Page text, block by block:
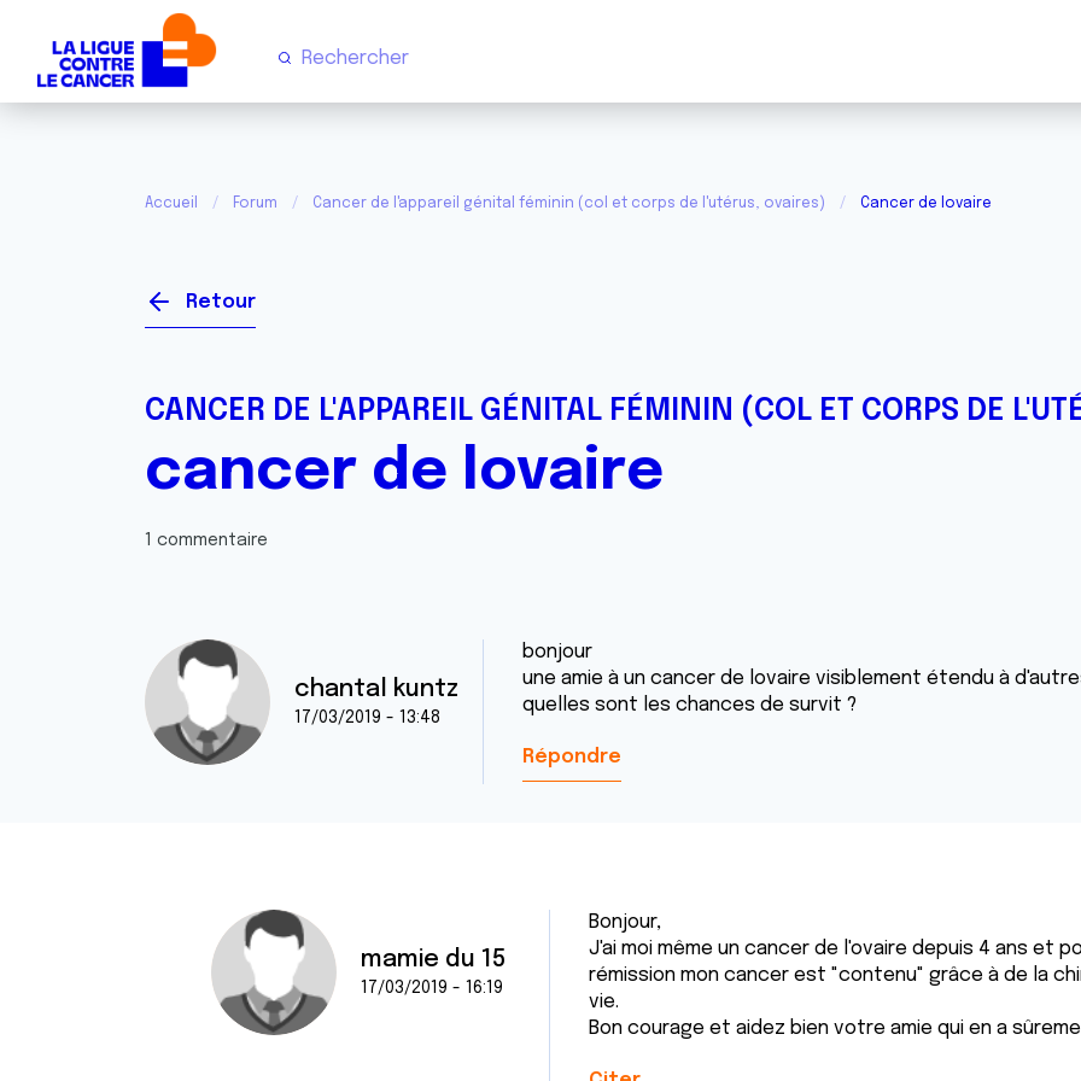
Accueil Forum Cancer de l'appareil génital féminin (col et corps de l'utérus, ovaires) Cancer de lovaire
Retour
CANCER DE L'APPAREIL GÉNITAL FÉMININ (COL ET CORPS DE
cancer de lovaire
1 commentaire
chantal kuntz
17/03/2019 - 13:48
bonjour
une amie à un cancer de lovaire visiblement étendu à
quelles sont les chances de survit ?
Répondre
mamie du 15
17/03/2019 - 16:19
Bonjour,
J'ai moi même un cancer de l'ovaire depuis 4 ans et
rémission mon cancer est "contenu" grâce à de la
vie.
Bon courage et aidez bien votre amie qui en a